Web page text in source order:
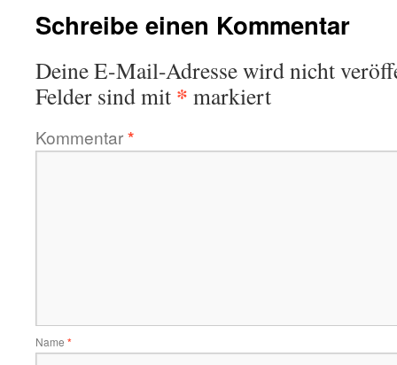
Schreibe einen Kommentar
Deine E-Mail-Adresse wird nicht
Felder sind mit * markiert
Kommentar*
Name *